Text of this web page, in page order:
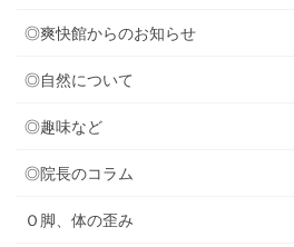
◎爽快館からのお知らせ
◎自然について
◎趣味など
◎院長のコラム
Ｏ脚、体の歪み